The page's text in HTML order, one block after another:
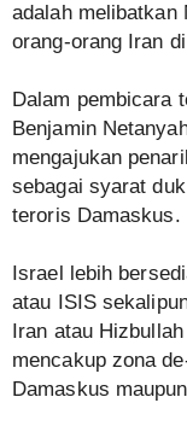
adalah melibatkan
orang-orang Iran
Dalam pembicara
Benjamin
mengajukan
sebagai syarat
teroris Damaskus.
Israel lebih
atau ISIS
Iran atau
mencakup zona
Damaskus